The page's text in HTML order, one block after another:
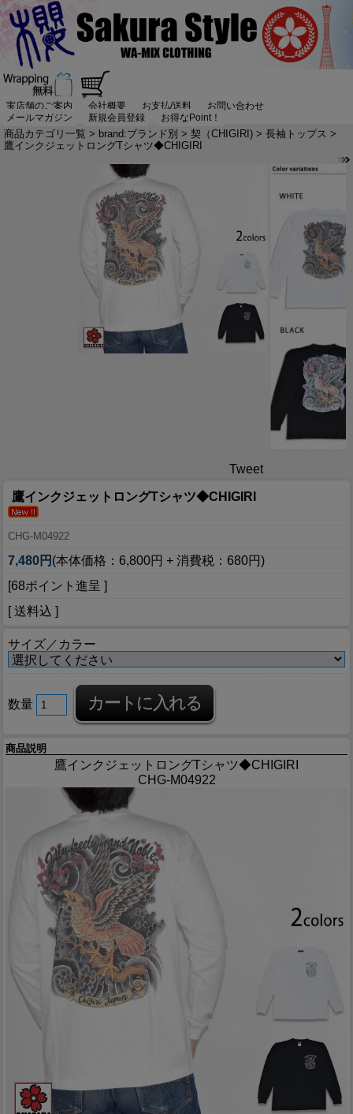
実店舗のご案内 会社概要 お支払/送料
お問い合わせ
メールマガジン
新規会員登録 お得なPoint！
商品カテゴリ一覧 > brand:ブランド別 > 契（CHIGIRI) > 長袖トップス >
鷹インクジェットロングTシャツ◆CHIGIRI
Tweet
鷹インクジェットロングTシャツ◆CHIGIRI
CHG-M04922
7,480円 (本体価格：6,800円 + 消費税：680円)
[68ポイント進呈 ]
[ 送料込 ]
サイズ／カラー
数量
商品説明
鷹インクジェットロングTシャツ◆CHIGIRI
CHG-M04922